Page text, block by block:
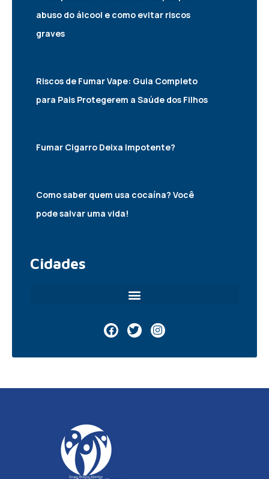
abuso do álcool e como evitar riscos
graves
Riscos de Fumar Vape: Guia Completo
para Pais Protegerem a Saúde dos Filhos
Fumar Cigarro Deixa Impotente?
Como saber quem usa cocaína? Você
pode salvar uma vida!
Cidades
F
a
e
o
T
w
t
r
I
n
t
r